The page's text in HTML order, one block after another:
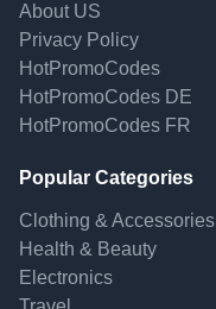
About US
Privacy Policy
HotPromoCodes
HotPromoCodes DE
HotPromoCodes FR
Popular Categories
Clothing & Accessories
Health & Beauty
Electronics